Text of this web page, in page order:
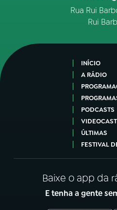
Rua Rui
Rui
INÍCIO
A RÁDIO
PODCASTS
ÚLTIMAS
FESTIVAL
Baixe o app da
E tenha a gente